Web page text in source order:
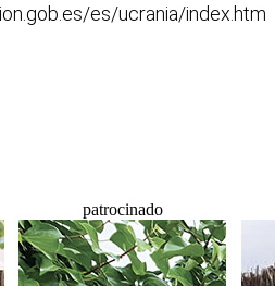
es/ucrania/index.htm
patrocinado